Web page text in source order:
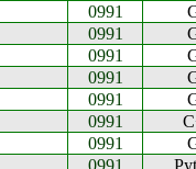
0991
0991
0991
0991
0991
0991
0991
0991